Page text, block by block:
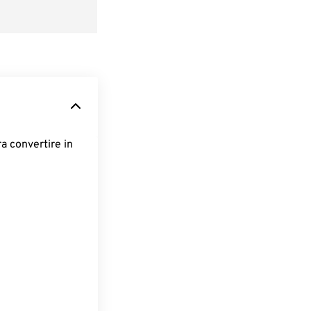
convertire in